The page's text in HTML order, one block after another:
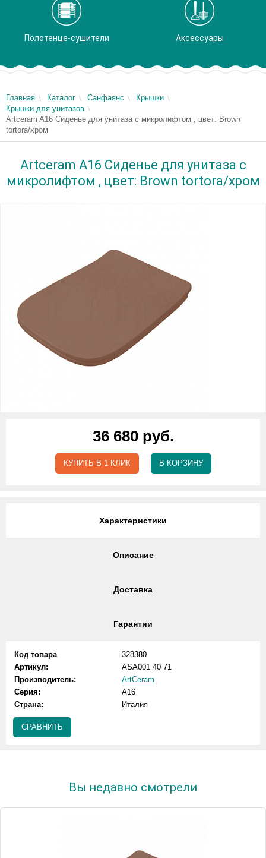
Полотенце-сушители Аксессуары
Главная Каталог Санфаянс
Крышки
Крышки для унитазов
Artceram A16 Сиденье для унитаза с микролифтом , цвет: Brown
tortora/хром
Artceram A16 Сиденье для унитаза с
микролифтом , цвет: Brown tortora/хром
36 680 руб.
КУПИТЬ В 1 КЛИК В КОРЗИНУ
Характеристики
Описание
Доставка
Гарантии
Код товара
328380
Артикул:
ASA001 40 71
Производитель:
ArtCeram
Серия:
A16
Страна:
Италия
СРАВНИТЬ
Вы недавно смотрели